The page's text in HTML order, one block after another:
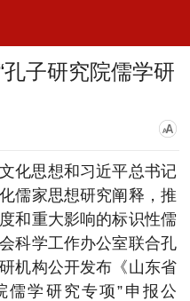
子研究院儒学研
化思想和习近平总书记
儒家思想研究阐释，推
和重大影响的标识性儒
科学工作办公室联合孔
机构公开发布《山东省
儒学研究专项”申报公